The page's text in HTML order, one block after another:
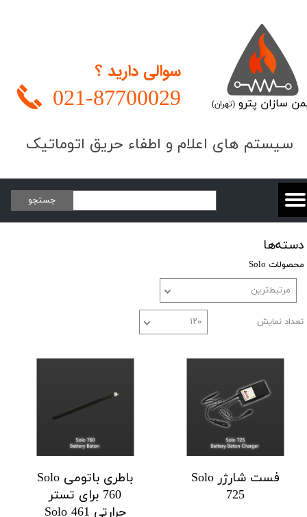
​​​سیستم های اعلام و اطفاء حریق اتوماتیک
سازان پترو(تهران)
سوالی دارید ؟
021-87700029
جستجو
دسته‌ها
محصولات Solo
مرتبط‌ترین
تعداد نمایش ۱۲۰
فست شارژر Solo
725
باطری باتومی Solo
760 برای تستر
حرارتی Solo 461